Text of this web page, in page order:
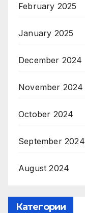
February 2025
January 2025
December 2024
November 2024
October 2024
September 2024
August 2024
Категории